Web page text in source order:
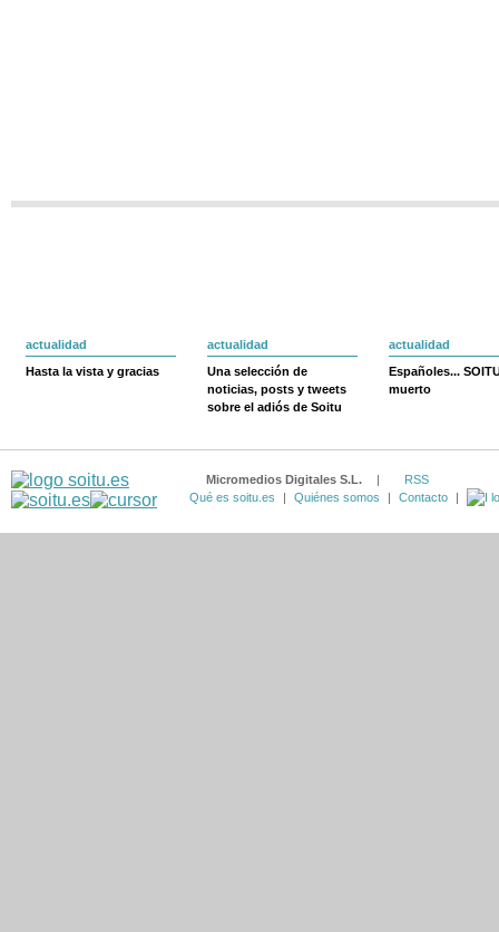
actualidad
Hasta la vista y gracias
actualidad
Una selección de
noticias, posts y tweets
sobre el adiós de Soitu
actualidad
Españoles...
muerto
Micromedios Digitales S.L. |
RSS
Qué es soitu.es
| Quiénes somos | Contacto |